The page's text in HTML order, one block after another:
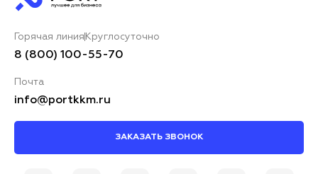
Горячая линия Круглосуточно
8 (800) 100-55-70
Почта
info@portkkm.ru
ЗАКАЗАТЬ ЗВОНОК